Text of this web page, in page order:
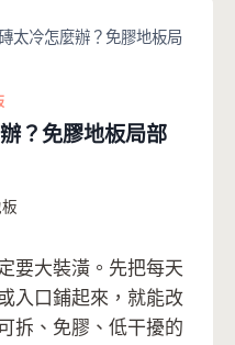
太冷怎麼辦？免膠地板局
？免膠地板局部
要大裝潢。先把每天
入口鋪起來，就能改
拆、免膠、低干擾的